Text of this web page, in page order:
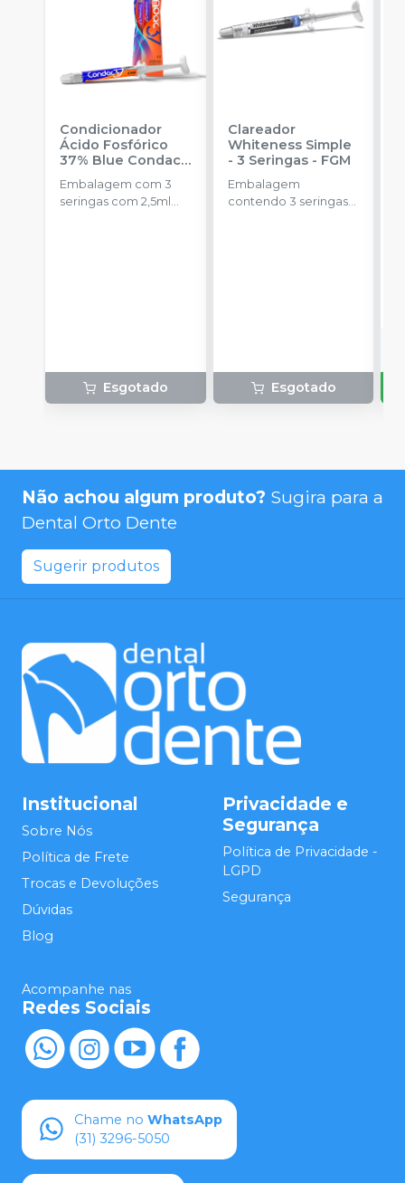
Condicionador
Ácido Fosfórico
37% Blue Condac-
FGM
Embalagem com 3
seringas com 2,5ml
Esgotado
Clareador
Whiteness Simple
- 3 Seringas- FGM
Embalagem
contendo 3 seringas
Esgotado
Não achou algum produto? Sugira para a
Dental Orto Dente
Sugerir produtos
Institucional
Sobre Nós
Política de Frete
Trocas e Devoluções
Dúvidas
Blog
Privacidade e
Segurança
Política de Privacidade -
LGPD
Segurança
Acompanhe nas
Redes Sociais
Chame no WhatsApp
(31) 3296-5050